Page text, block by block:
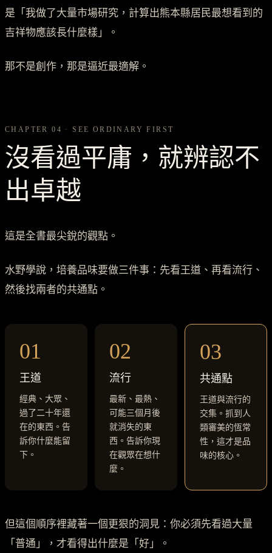
是「我做了大量市場研究，計算出熊本縣居民最想看到的
吉祥物應該長什麼樣」。
那不是創作，那是逼近最適解。
CHAPTER 04 · SEE ORDINARY FIRST
沒看過平庸，就辨認不
出卓越
這是全書最尖銳的觀點。
水野學說，培養品味要做三件事：先看王道、再看流行、
然後找兩者的共通點。
01
王道
經典、大眾、
過了二十年還
在的東西。告
訴你什麼能留
下。
02
流行
最新、最熱、
可能三個月後
就消失的東
西。告訴你現
在觀眾在想什
麼。
03
共通點
王道與流行的
交集。抓到人
類審美的恆常
性，這才是品
味的核心。
但這個順序裡藏著一個更狠的洞見：你必須先看過大量
「普通」，才看得出什麼是「好」。